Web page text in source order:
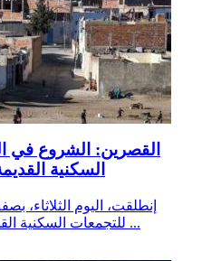
القصرين: الشروع في
السكنية
إنطلقت، اليوم الثلاثاء،
للتجمعات السكنية القديمة المقامة على ملك الدولة ا ...